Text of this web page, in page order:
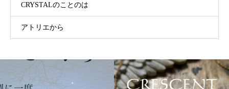
CRYSTALのことのは
アトリエから